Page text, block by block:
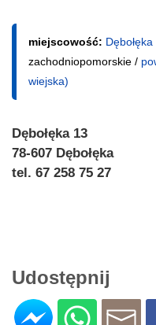
miejscowość: Dębołęka
zachodniopomorskie /
wiejska)
Dębołęka 13
78-607 Dębołęka
tel. 67 258 75 27
Udostępnij